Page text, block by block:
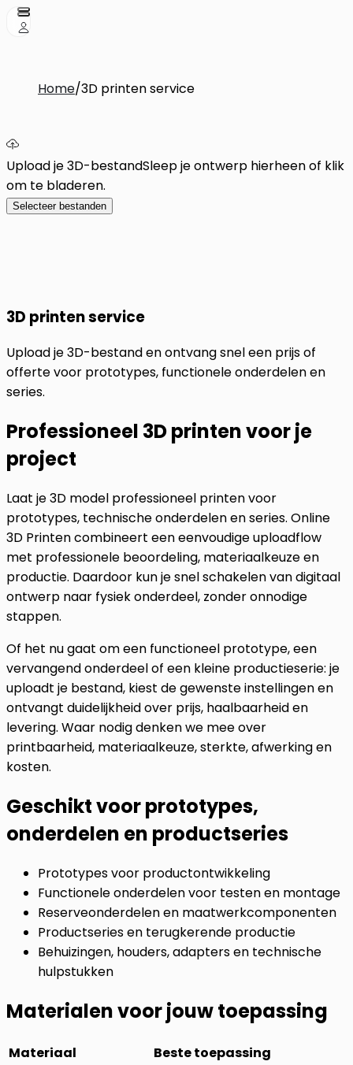
Home/3D printen service
Upload je 3D-bestandSleep je ontwerp hierheen of klik
om te bladeren.
Selecteer bestanden
3D printen service
Upload je 3D-bestand en ontvang snel een prijs of
offerte voor prototypes, functionele onderdelen en
series.
Professioneel 3D printen voor je
project
Laat je 3D model professioneel printen voor
prototypes, technische onderdelen en series. Online
3D Printen combineert een eenvoudige uploadflow
met professionele beoordeling, materiaalkeuze en
productie. Daardoor kun je snel schakelen van digitaal
ontwerp naar fysiek onderdeel, zonder onnodige
stappen.
Of het nu gaat om een functioneel prototype, een
vervangend onderdeel of een kleine productieserie: je
uploadt je bestand, kiest de gewenste instellingen en
ontvangt duidelijkheid over prijs, haalbaarheid en
levering. Waar nodig denken we mee over
printbaarheid, materiaalkeuze, sterkte, afwerking en
kosten.
Geschikt voor prototypes,
onderdelen en productseries
Prototypes voor productontwikkeling
Functionele onderdelen voor testen en montage
Reserveonderdelen en maatwerkcomponenten
Productseries en terugkerende productie
Behuizingen, houders, adapters en technische
hulpstukken
Materialen voor jouw toepassing
Materiaal
Beste toepassing